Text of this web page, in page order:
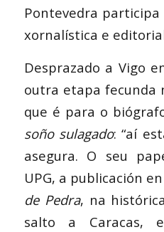
Pontevedra
xornalística e
Desprazado a Vigo
outra etapa fecunda
que é para o
soño sulagado: “aí
asegura. O seu
UPG, a publicación
de Pedra, na
salto a Caracas,